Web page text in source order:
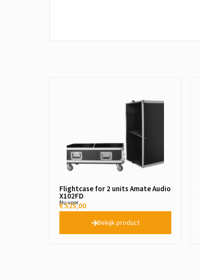
Flightcase for 2 units Amate Audio
X102FD
Nu voor
€525,00
Bekijk product